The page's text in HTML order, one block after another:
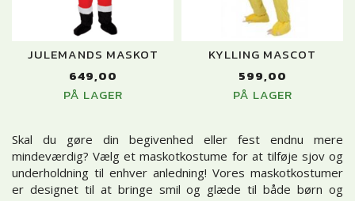
JULEMANDS MASKOT
649,00
PÅ LAGER
KYLLING MASCOT
599,00
PÅ LAGER
Skal du gøre din begivenhed eller fest endnu mere
mindeværdig? Vælg et maskotkostume for at tilføje sjov og
underholdning til enhver anledning! Vores maskotkostumer
er designet til at bringe smil og glæde til både børn og